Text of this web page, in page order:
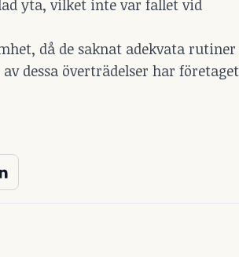
yta, vilket inte var fallet vid
då de saknat adekvata rutiner
dessa överträdelser har